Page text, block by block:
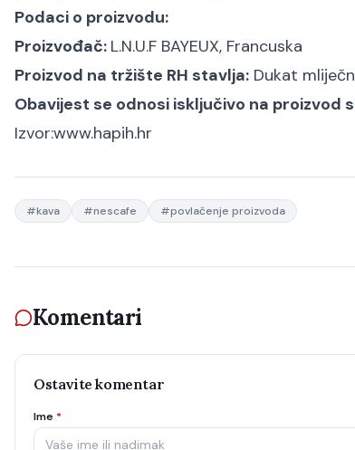
Podaci o proizvodu:
Proizvođač: L.N.U.F BAYEUX, Francuska
Proizvod na tržište RH stavlja: Dukat
Obavijest se odnosi isključivo na proizvod
Izvor:www.hapih.hr
#kava #nescafe #povlačenje proizvoda
Komentari
Ostavite komentar
Ime *